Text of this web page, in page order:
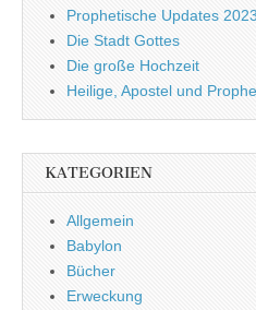
Prophetische Updates
Die Stadt Gottes
Die große Hochzeit
Heilige, Apostel und
KATEGORIEN
Allgemein
Babylon
Bücher
Erweckung